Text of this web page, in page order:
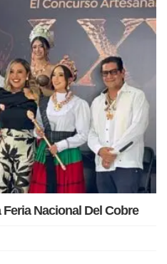
Nacional Del Cobre